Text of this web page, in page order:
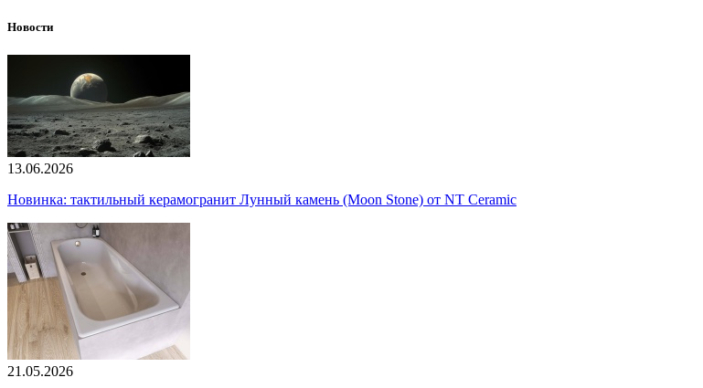
Новости
13.06.2026
Новинка: тактильный керамогранит Лунный камень (Moon Stone) от NT Ceramic
21.05.2026